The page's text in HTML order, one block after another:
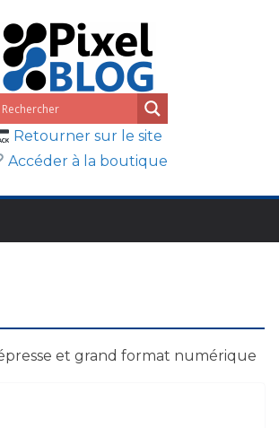
Retourner sur le site
Accéder à la boutique
et grand format numérique